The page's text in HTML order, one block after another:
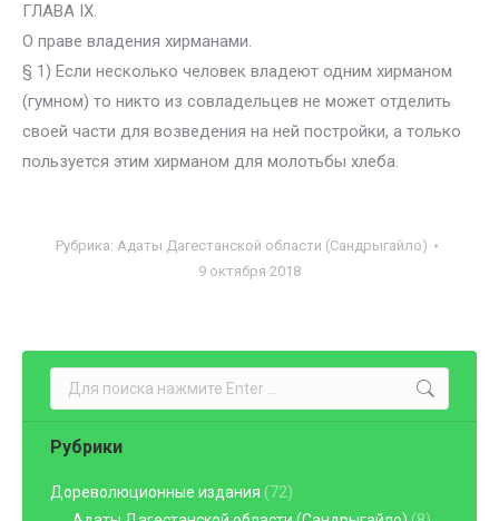
ГЛАВА IX.
О праве владения хирманами.
§ 1) Если несколько человек владеют одним хирманом
(гумном) то никто из совладельцев не может отделить
своей части для возведения на ней постройки, а только
пользуется этим хирманом для молотьбы хлеба.
Рубрика: Адаты Дагестанской области (Сандрыгайло)
9 октября 2018
Поиск:
Рубрики
Дореволюционные издания (72)